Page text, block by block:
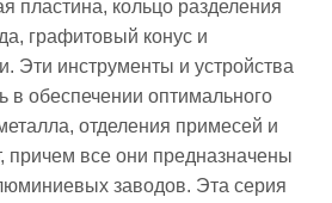
пластина, кольцо разделения
графитовый конус и
Эти инструменты и устройства
в обеспечении оптимального
отделения примесей и
причем все они предназначены
заводов. Эта серия